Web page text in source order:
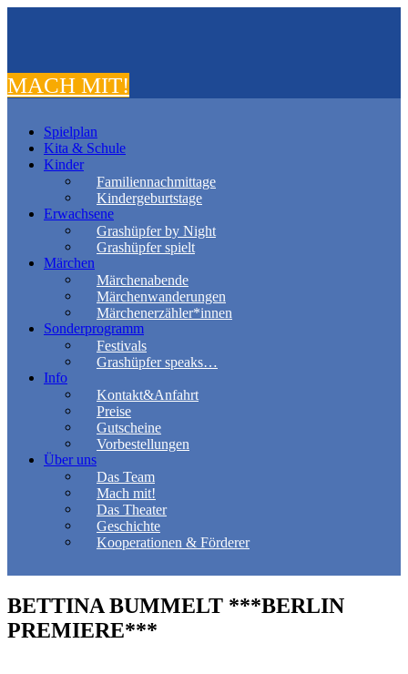
MACH MIT!
Spielplan
Kita & Schule
Kinder
Familiennachmittage
Kindergeburtstage
Erwachsene
Grashüpfer by Night
Grashüpfer spielt
Märchen
Märchenabende
Märchenwanderungen
Märchenerzähler*innen
Sonderprogramm
Festivals
Grashüpfer speaks…
Info
Kontakt&Anfahrt
Preise
Gutscheine
Vorbestellungen
Über uns
Das Team
Mach mit!
Das Theater
Geschichte
Kooperationen & Förderer
BETTINA BUMMELT ***BERLIN
PREMIERE***